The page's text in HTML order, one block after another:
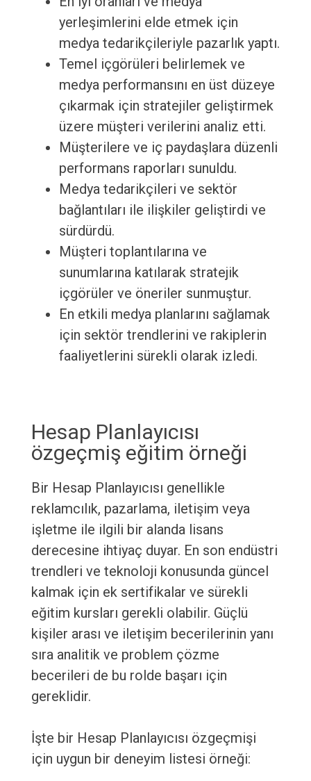
yerleşimlerini elde etmek için
medya tedarikçileriyle pazarlık yaptı.
Temel içgörüleri belirlemek ve
medya performansını en üst düzeye
çıkarmak için stratejiler geliştirmek
üzere müşteri verilerini analiz etti.
Müşterilere ve iç paydaşlara düzenli
performans raporları sunuldu.
Medya tedarikçileri ve sektör
bağlantıları ile ilişkiler geliştirdi ve
sürdürdü.
Müşteri toplantılarına ve
sunumlarına katılarak stratejik
içgörüler ve öneriler sunmuştur.
En etkili medya planlarını sağlamak
için sektör trendlerini ve rakiplerin
faaliyetlerini sürekli olarak izledi.
Hesap Planlayıcısı
özgeçmiş eğitim örneği
Bir Hesap Planlayıcısı genellikle
reklamcılık, pazarlama, iletişim veya
işletme ile ilgili bir alanda lisans
derecesine ihtiyaç duyar. En son endüstri
trendleri ve teknoloji konusunda güncel
kalmak için ek sertifikalar ve sürekli
eğitim kursları gerekli olabilir. Güçlü
kişiler arası ve iletişim becerilerinin yanı
sıra analitik ve problem çözme
becerileri de bu rolde başarı için
gereklidir.
İşte bir Hesap Planlayıcısı özgeçmişi
için uygun bir deneyim listesi örneği: